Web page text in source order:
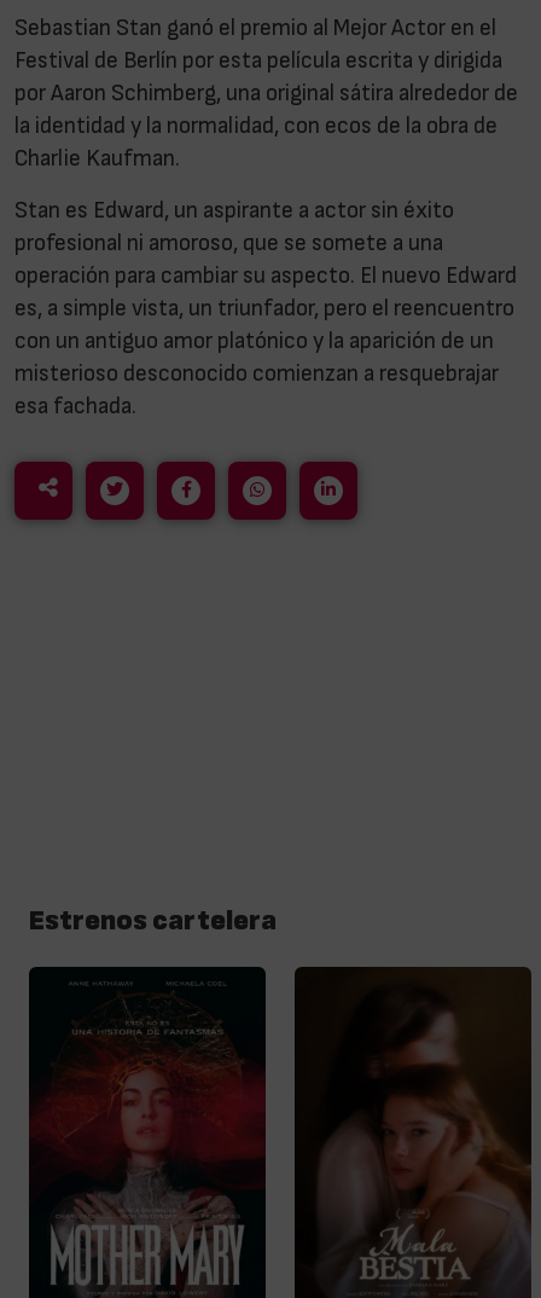
Sebastian Stan ganó el premio al Mejor Actor en el
Festival de Berlín por esta película escrita y dirigida
por Aaron Schimberg, una original sátira alrededor de
la identidad y la normalidad, con ecos de la obra de
Charlie Kaufman.
Stan es Edward, un aspirante a actor sin éxito
profesional ni amoroso, que se somete a una
operación para cambiar su aspecto. El nuevo Edward
es, a simple vista, un triunfador, pero el reencuentro
con un antiguo amor platónico y la aparición de un
misterioso desconocido comienzan a resquebrajar
esa fachada.
Estrenos cartelera